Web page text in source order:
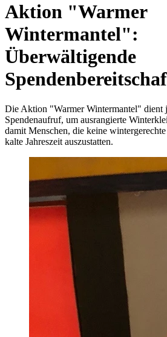
Aktion "Warmer
Wintermantel":
Überwältigende
Die Aktion "Warmer Wintermantel" dient
Spendenaufruf, um ausrangierte
damit Menschen, die keine
kalte Jahreszeit auszustatten.